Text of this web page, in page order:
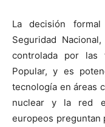
La decisión
Seguridad
controlada por las
Popular, y es
tecnología en áreas
nuclear y la red
europeos preguntan